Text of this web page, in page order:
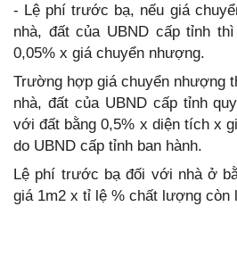
- Lệ phí trước bạ, nếu giá
nhà, đất của UBND cấp tỉnh
0,05% x giá chuyển nhượng.
Trường hợp giá chuyển nhượng
nhà, đất của UBND cấp tỉnh
với đất bằng 0,5% x diện tích x
do UBND cấp tỉnh ban hành.
Lệ phí trước bạ đối với nhà ở
giá 1m2 x tỉ lệ % chất lượng còn